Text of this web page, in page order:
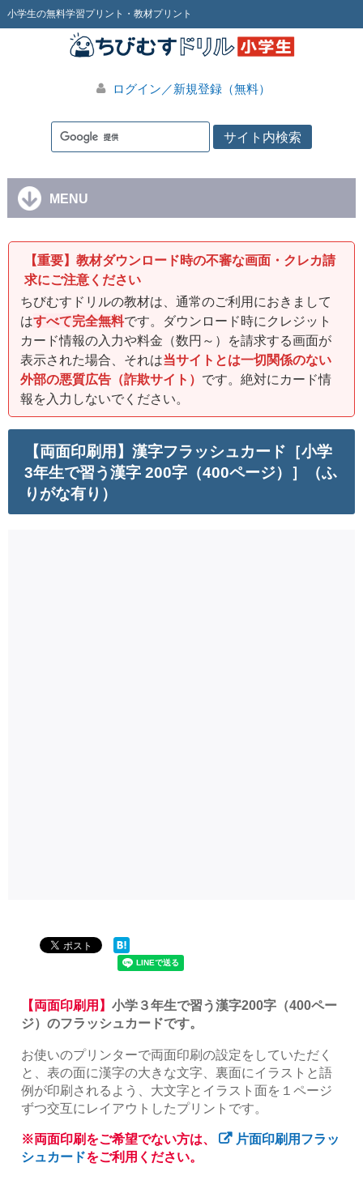
小学生の無料学習プリント・教材プリント
ログイン／新規登録（無料）
MENU
【重要】教材ダウンロード時の不審な画面・クレカ請
求にご注意ください
ちびむすドリルの教材は、通常のご利用におきまして
はすべて完全無料です。ダウンロード時にクレジット
カード情報の入力や料金（数円～）を請求する画面が
表示された場合、それは当サイトとは一切関係のない
外部の悪質広告（詐欺サイト） です。絶対にカード情
報を入力しないでください。
【両面印刷用】漢字フラッシュカード［小学
3年生で習う漢字 200字（400ページ）］（ふ
りがな有り）
【両面印刷用】小学３年生で習う漢字200字（400ペー
ジ）のフラッシュカードです。
お使いのプリンターで両面印刷の設定をしていただく
と、表の面に漢字の大きな文字、裏面にイラストと語
例が印刷されるよう、大文字とイラスト面を１ページ
ずつ交互にレイアウトしたプリントです。
※両面印刷をご希望でない方は、
片面印刷用フラッ
シュカードをご利用ください。